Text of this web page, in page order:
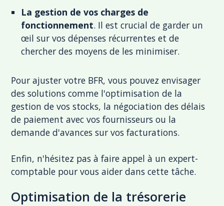
La gestion de vos charges de
fonctionnement. Il est crucial de garder un
œil sur vos dépenses récurrentes et de
chercher des moyens de les minimiser.
Pour ajuster votre BFR, vous pouvez envisager
des solutions comme l'optimisation de la
gestion de vos stocks, la négociation des délais
de paiement avec vos fournisseurs ou la
demande d'avances sur vos facturations.
Enfin, n'hésitez pas à faire appel à un expert-
comptable pour vous aider dans cette tâche.
Optimisation de la trésorerie